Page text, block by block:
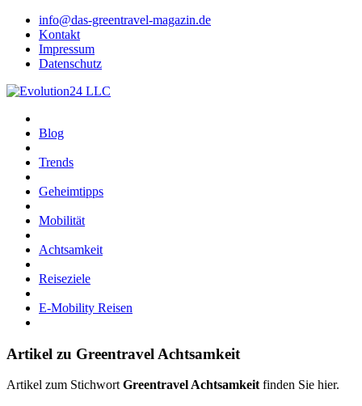
info@das-greentravel-magazin.de
Kontakt
Impressum
Datenschutz
Blog
Trends
Geheimtipps
Mobilität
Achtsamkeit
Reiseziele
E-Mobility Reisen
Artikel zu Greentravel Achtsamkeit
Artikel zum StichwortGreentravel Achtsamkeitfinden Sie hier.